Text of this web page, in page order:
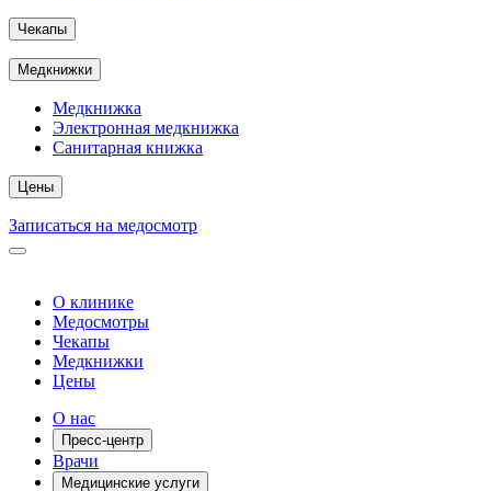
Чекапы
Медкнижки
Медкнижка
Электронная медкнижка
Санитарная книжка
Цены
Записаться на медосмотр
О клинике
Медосмотры
Чекапы
Медкнижки
Цены
О нас
Пресс-центр
Врачи
Медицинские услуги